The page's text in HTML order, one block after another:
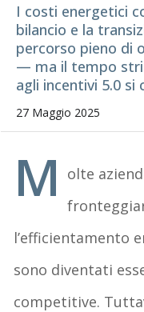
I costi energetici
bilancio e la
percorso pieno di
— ma il tempo
agli incentivi 5.0 si
27 Maggio 2025
M
olte
l’efficientamento
sono diventati
competitive.